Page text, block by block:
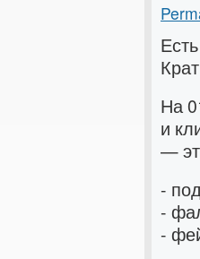
На
и
—
-
-
-